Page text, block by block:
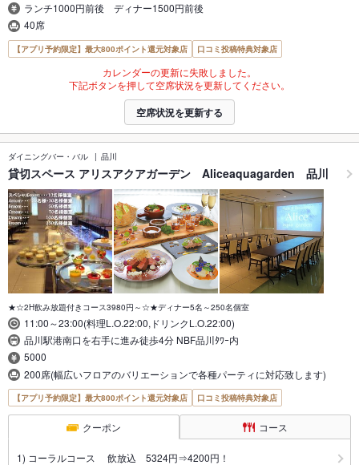
ランチ1000円前後 ディナー1500円前後
40席
【アプリ予約限定】最大800ポイント還元対象店 口コミ投稿特典対象店
カレンダーの更新に失敗しました。
下記ボタンを押して空席状況を更新してください。
空席状況を更新する
ダイニングバー・バル 品川
貸切スペース アリスアクアガーデン Aliceaquagarden 品川
★☆2H飲み放題付きコース3980円～☆★ディナー5名～250名個室
11:00～23:00(料理L.O.22:00,ドリンクL.O.22:00)
品川駅港南口を右手に進み徒歩4分 NBF品川ﾀﾜｰ内
5000
200席(幅広いフロアのバリエーションで各種パーティに対応致します)
【アプリ予約限定】最大800ポイント還元対象店 口コミ投稿特典対象店
クーポン コース
1) コーラルコース 飲放込 5324円⇒4200円！